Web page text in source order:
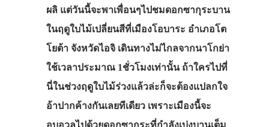
ผลิ แต่วันนี้จะพาเพื่อนๆไปชมดอกซากุระบาน
ในฤดูใบไม้เปลี่ยนสีที่เมืองโอบาระ อำเภอโต
โยต้า จังหวัดไอจิ เดินทางไม่ไกลจากนาโกย่า
ใช้เวลาประมาณ 1ชั่วโมงเท่านั้น ถ้าใครไปที่
นี่ในช่วงฤดูใบไม้ร่วงแล้วล่ะก็จะต้องแปลกใจ
อ้าปากค้างกันเลยทีเดียว เพราะเมืองนี้จะ
อบอวลไปด้วยดอกซากุระที่กำลังเบ่งบานเต็ม